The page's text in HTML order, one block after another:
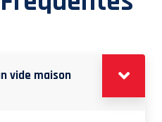
vide maison